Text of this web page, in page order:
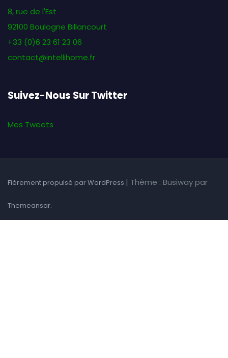
8, rue de l'Est
92100 Boulogne Billancourt
+33 (0)6 23 61 23 06
contact@intellihome.fr
Suivez-Nous Sur Twitter
Mes Tweets
Fièrement propulsé par WordPress | Thème : Busiway par
Themeansar.